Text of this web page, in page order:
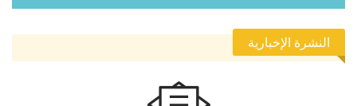
النشرة الإخبارية